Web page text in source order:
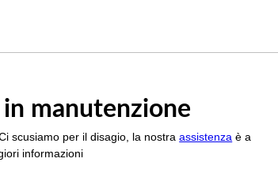
in manutenzione
scusiamo per il disagio, la nostraassistenza è a
informazioni